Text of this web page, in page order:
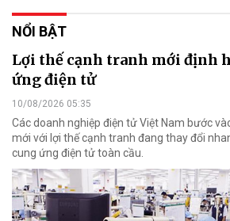
NỔI BẬT
Lợi thế cạnh tranh mới định
ứng điện tử
10/08/2026 05:35
Các doanh nghiệp điện tử Việt Nam bước
mới với lợi thế cạnh tranh đang thay đổi
cung ứng điện tử toàn cầu.